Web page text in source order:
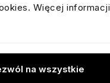
Więcej informacji
na wszystkie
twojemu